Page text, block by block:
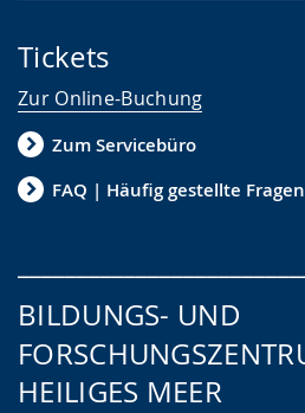
Tickets
Zur Online-Buchung
Zum Servicebüro
FAQ | Häufig gestellte Fragen
BILDUNGS- UND
HEILIGES MEER